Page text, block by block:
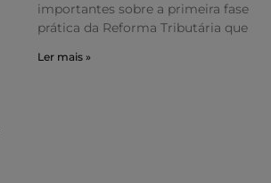
importantes sobre a primeira fase
prática da Reforma Tributária que
Ler mais »